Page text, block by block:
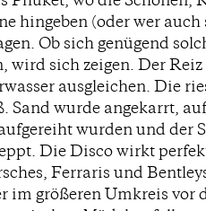
hingeben (oder wer
Ob sich genügend
wird sich zeigen. Der Reiz
ausgleichen. Die
Sand wurde angekarrt,
wurden und der
Die Disco wirkt
Ferraris und
im größeren Umkreis vor